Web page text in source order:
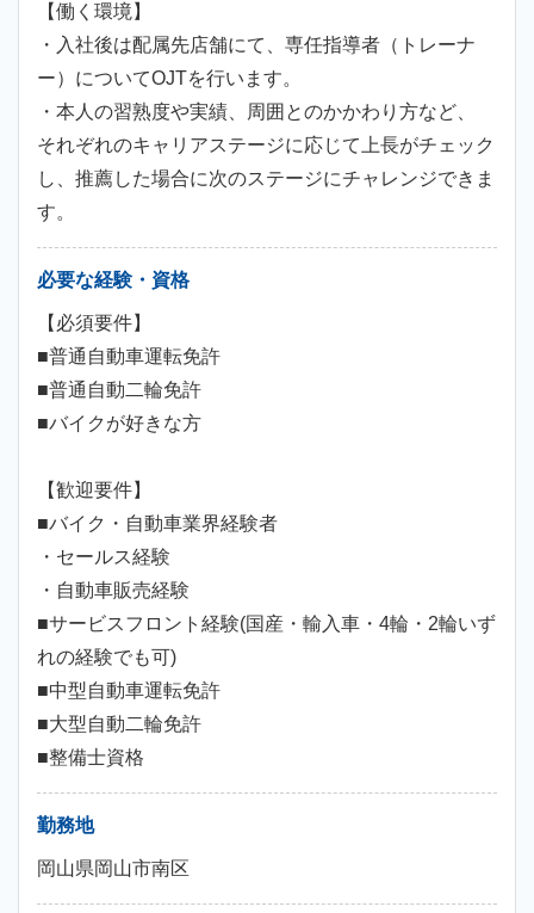
【働く環境】
・入社後は配属先店舗にて、専任指導者（トレーナ
ー）についてOJTを行います。
・本人の習熟度や実績、周囲とのかかわり方など、
それぞれのキャリアステージに応じて上長がチェック
し、推薦した場合に次のステージにチャレンジできま
す。
必要な経験・資格
【必須要件】
■普通自動車運転免許
■普通自動二輪免許
■バイクが好きな方
【歓迎要件】
■バイク・自動車業界経験者
・セールス経験
・自動車販売経験
■サービスフロント経験(国産・輸入車・4輪・2輪いず
れの経験でも可)
■中型自動車運転免許
■大型自動二輪免許
■整備士資格
勤務地
岡山県岡山市南区